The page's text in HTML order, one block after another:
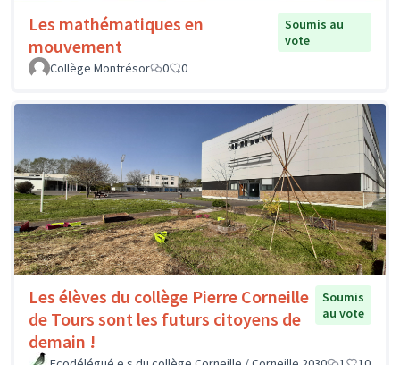
Les mathématiques en
mouvement
Soumis au
vote
Collège Montrésor
0 0
Les élèves du collège Pierre Corneille
de Tours sont les futurs citoyens de
demain !
Soumis
au vote